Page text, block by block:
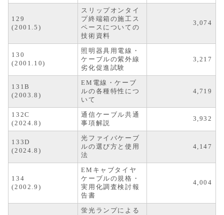
129
(2001.5)
スリップオンタイ
プ終端箱の施工ス
ペースについての
技術資料
3,074
130
(2001.10)
照明器具用電線・
ケーブルの紫外線
劣化促進試験
3,217
131B
(2003.8)
EM電線・ケーブ
ルの各種特性につ
いて
4,719
132C
(2024.8)
通信ケーブル共通
事項解説
3,932
133D
(2024.8)
光ファイバケーブ
ルの選び方と使用
法
4,147
134
(2002.9)
EMキャブタイヤ
ケーブルの規格・
実用化調査検討報
告書
4,004
蛍光ランプによる